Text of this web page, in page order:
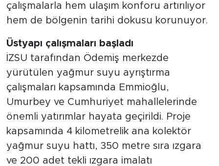
çalışmalarla hem ulaşım konforu artırılıyor
hem de bölgenin tarihi dokusu korunuyor.
Üstyapı çalışmaları başladı
İZSU tarafından Ödemiş merkezde
yürütülen yağmur suyu ayrıştırma
çalışmaları kapsamında Emmioğlu,
Umurbey ve Cumhuriyet mahallelerinde
önemli yatırımlar hayata geçirildi. Proje
kapsamında 4 kilometrelik ana kolektör
yağmur suyu hattı, 350 metre sıra ızgara
ve 200 adet tekli ızgara imalatı